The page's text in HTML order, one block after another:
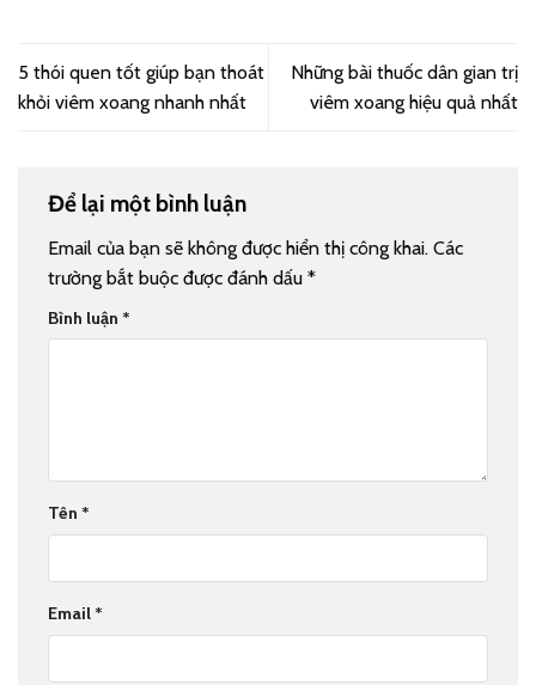
5 thói quen tốt giúp bạn thoát
khỏi viêm xoang nhanh nhất
Những bài thuốc dân gian trị
viêm xoang hiệu quả nhất
Để lại một bình luận
Email của bạn sẽ không được hiển thị công khai. Các
trường bắt buộc được đánh dấu *
Bình luận *
Tên *
Email *